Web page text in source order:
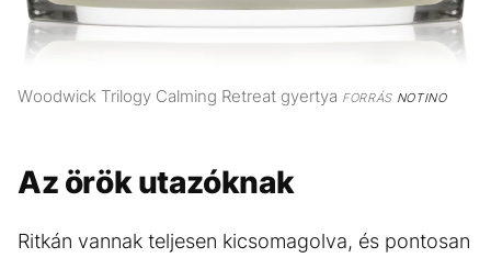
Woodwick Trilogy Calming Retreat gyertya FORRÁSNOTINO
Az örök utazóknak
Ritkán vannak teljesen kicsomagolva, és pontosan